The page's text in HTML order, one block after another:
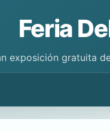
Feria
exposición gratuita